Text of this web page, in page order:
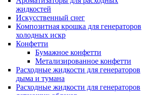
жидкостей
Искусственный снег
Композитная крошка для генераторов
холодных искр
Конфетти
Бумажное конфетти
Метализированное конфетти
Расходные жидкости для генераторов
дыма и тумана
Расходные жидкости для генераторов